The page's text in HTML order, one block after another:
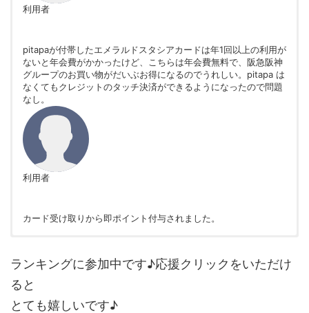
利用者
pitapaが付帯したエメラルドスタシアカードは年1回以上の利用が
ないと年会費がかかったけど、こちらは年会費無料で、阪急阪神
グループのお買い物がだいぶお得になるのでうれしい。pitapa は
なくてもクレジットのタッチ決済ができるようになったので問題
なし。
利用者
カード受け取りから即ポイント付与されました。
利用者
ランキングに参加中です♪応援クリックをいただけ
ると
とても嬉しいです♪